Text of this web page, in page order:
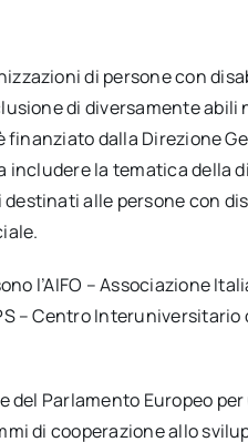
di persone con
di diversamente abili
dalla Direzione
includere la tematica della
alle persone con
l’AIFO – Associazione
– Centro
del Parlamento Europeo
di cooperazione allo